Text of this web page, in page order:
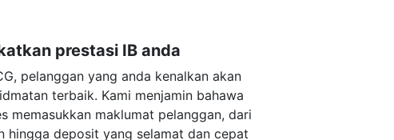
prestasi IB anda
pelanggan yang anda kenalkan akan
terbaik. Kami menjamin bahawa
memasukkan maklumat pelanggan, dari
hingga deposit yang selamat dan cepat